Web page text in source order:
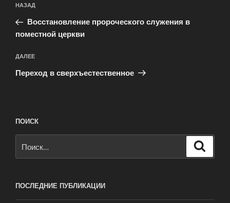
по
записям
Предыдущая
запись:
НАЗАД
Восстановление пророческого служения в
поместной церкви
Следующая
запись
ДАЛЕЕ
Переход в сверхъестественное
ПОИСК
ПОСЛЕДНИЕ ПУБЛИКАЦИИ